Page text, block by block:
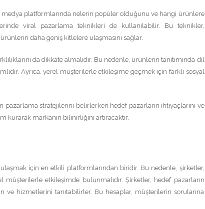
platformlarında nelerin popüler olduğunu ve hangi ürünlere
viral pazarlama teknikleri de kullanılabilir. Bu teknikler,
daha geniş kitlelere ulaşmasını sağlar.
da dikkate almalıdır. Bu nedenle, ürünlerin tanıtımında dil
Ayrıca, yerel müşterilerle etkileşime geçmek için farklı sosyal
stratejilerini belirlerken hedef pazarların ihtiyaçlarını ve
kurarak markanın bilinirliğini artıracaktır.
için en etkili platformlarından biridir. Bu nedenle, şirketler,
etkileşimde bulunmalıdır. Şirketler, hedef pazarların
hizmetlerini tanıtabilirler. Bu hesaplar, müşterilerin sorularına